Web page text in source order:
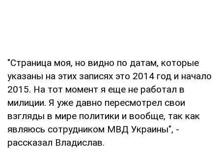
"Страница моя, но видно по датам, которые
указаны на этих записях это 2014 год и начало
2015. На тот момент я еще не работал в
милиции. Я уже давно пересмотрел свои
взгляды в мире политики и вообще, так как
являюсь сотрудником МВД Украины", -
рассказал Владислав.